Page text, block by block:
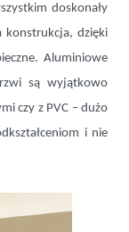
doskonały
konstrukcja, dzięki
Aluminiowe
są wyjątkowo
czy z PVC – dużo
i nie